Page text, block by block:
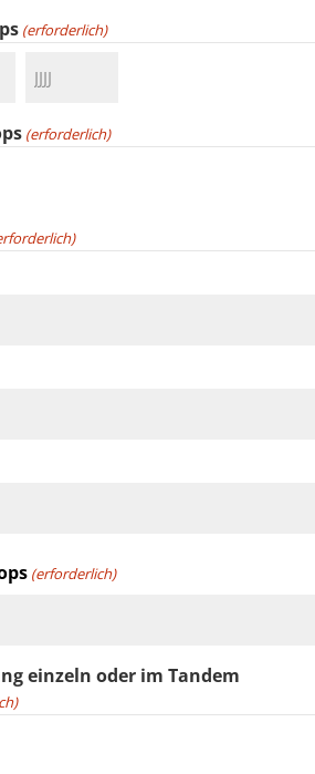
(erforderlich)
Jahr
(erforderlich)
(erforderlich)
einzeln oder im Tandem